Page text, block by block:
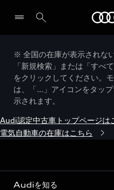
※ 全国の在庫が表示されな
「新規検索」または「すべ
をクリックしてください。
は、「…」アイコンをタッ
示されます。
Audi認定中古車トップページは
電気自動車の在庫はこちら
Audiを知る